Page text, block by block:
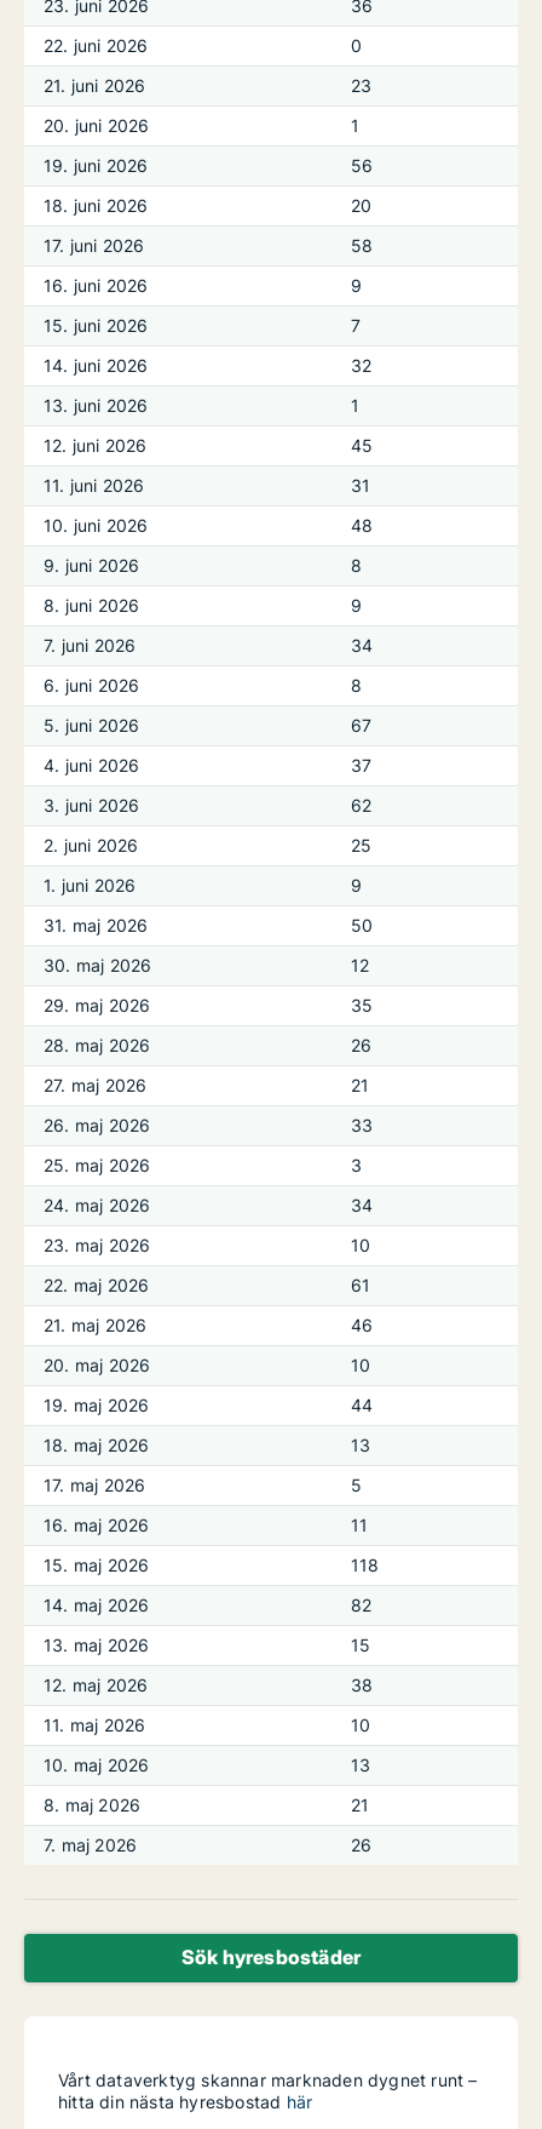
23. juni 2026
36
22. juni 2026
0
21. juni 2026
23
20. juni 2026
1
19. juni 2026
56
18. juni 2026
20
17. juni 2026
58
16. juni 2026
9
15. juni 2026
7
14. juni 2026
32
13. juni 2026
1
12. juni 2026
45
11. juni 2026
31
10. juni 2026
48
9. juni 2026
8
8. juni 2026
9
7. juni 2026
34
6. juni 2026
8
5. juni 2026
67
4. juni 2026
37
3. juni 2026
62
2. juni 2026
25
1. juni 2026
9
31. maj 2026
50
30. maj 2026
12
29. maj 2026
35
28. maj 2026
26
27. maj 2026
21
26. maj 2026
33
25. maj 2026
3
24. maj 2026
34
23. maj 2026
10
22. maj 2026
61
21. maj 2026
46
20. maj 2026
10
19. maj 2026
44
18. maj 2026
13
17. maj 2026
5
16. maj 2026
11
15. maj 2026
118
14. maj 2026
82
13. maj 2026
15
12. maj 2026
38
11. maj 2026
10
10. maj 2026
13
8. maj 2026
21
7. maj 2026
26
Sök hyresbostäder
Vårt dataverktyg skannar marknaden dygnet runt –
hitta din nästa hyresbostad här